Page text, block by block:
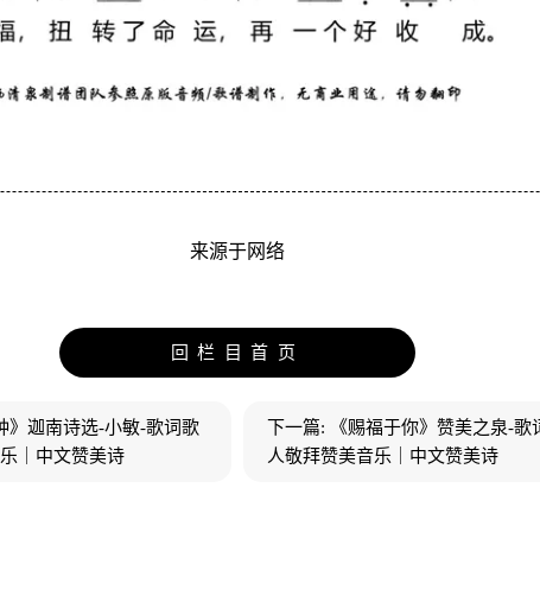
来源于网络
回栏目首页
》迦南诗选-小敏-歌词歌
｜中文赞美诗
下一篇:
《赐福于你》赞美之泉-
人敬拜赞美音乐｜中文赞美诗